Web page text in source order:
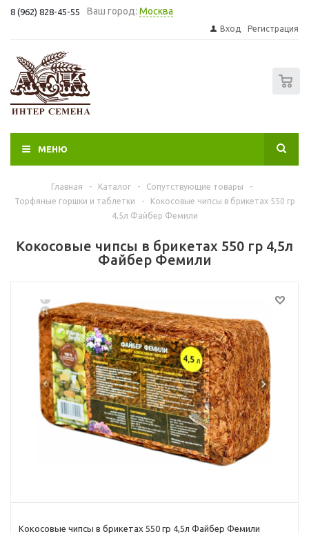
8 (962) 828-45-55 Ваш город: Москва
Вход Регистрация
МЕНЮ
Главная - Каталог - Сопутствующие товары
-
Торфяные горшки и таблетки
-
Кокосовые чипсы в брикетах 550 гр
4,5л Файбер Фемили
Кокосовые чипсы в брикетах 550 гр 4,5л
Файбер Фемили
Кокосовые чипсы в брикетах 550 гр 4,5л Файбер Фемили